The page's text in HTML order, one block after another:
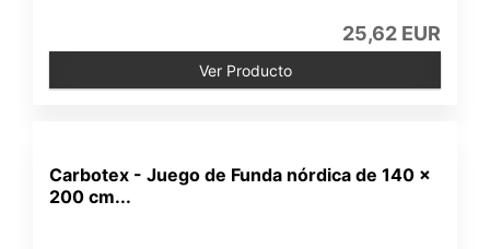
25,62 EUR
Ver Producto
Carbotex - Juego de Funda nórdica de 140 x
200 cm...